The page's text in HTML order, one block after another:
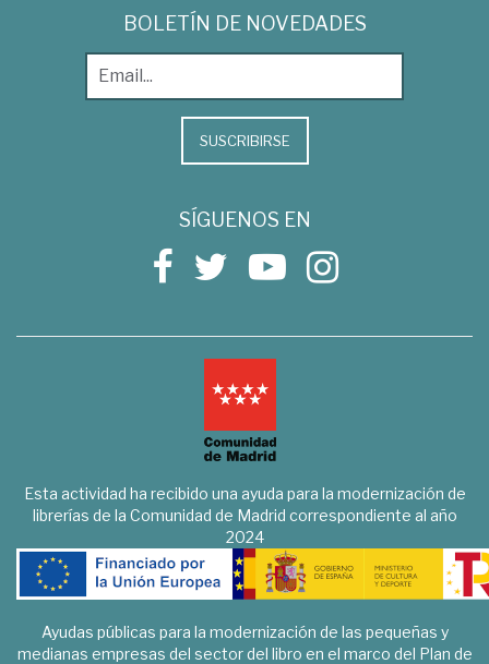
BOLETÍN DE NOVEDADES
SUSCRIBIRSE
SÍGUENOS EN
Esta actividad ha recibido una ayuda para la modernización de
librerías de la Comunidad de Madrid correspondiente al año
2024
Ayudas públicas para la modernización de las pequeñas y
medianas empresas del sector del libro en el marco del Plan de